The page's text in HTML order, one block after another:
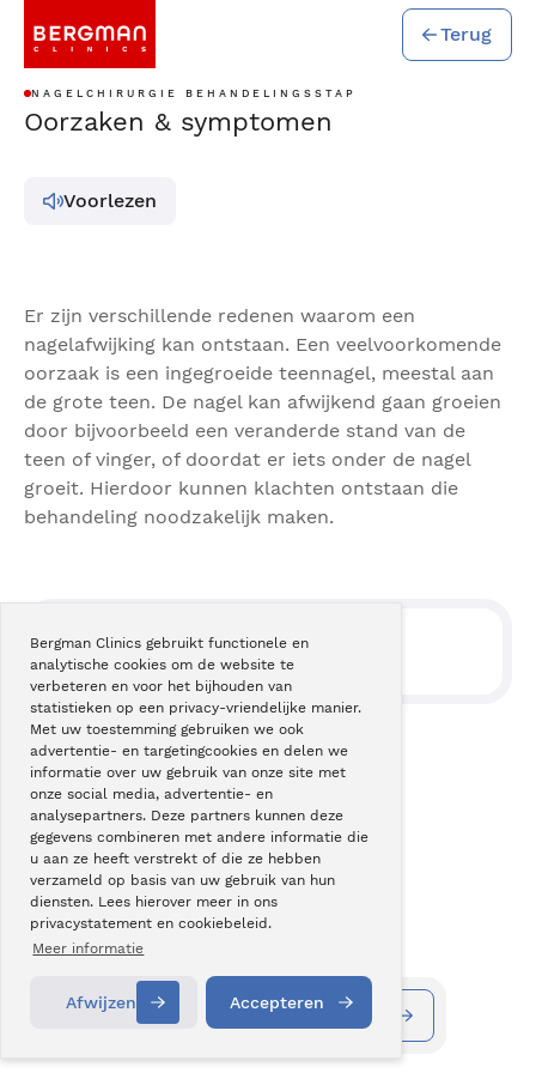
Bergman Clinics gebruikt functionele en
analytische cookies om de website te
verbeteren en voor het bijhouden van
statistieken op een privacy-vriendelijke manier.
Met uw toestemming gebruiken we ook
advertentie- en targetingcookies en delen we
informatie over uw gebruik van onze site met
onze social media, advertentie- en
analysepartners. Deze partners kunnen deze
gegevens combineren met andere informatie die
u aan ze heeft verstrekt of die ze hebben
verzameld op basis van uw gebruik van hun
diensten. Lees hierover meer in ons
privacystatement en cookiebeleid.
Meer informatie
Afwijzen Accepteren
Terug
NAGELCHIRURGIE BEHANDELINGSSTAP
Oorzaken & symptomen
Voorlezen
Er zijn verschillende redenen waarom een
nagelafwijking kan ontstaan. Een veelvoorkomende
oorzaak is een ingegroeide teennagel, meestal aan
de grote teen. De nagel kan afwijkend gaan groeien
door bijvoorbeeld een veranderde stand van de
teen of vinger, of doordat er iets onder de nagel
groeit. Hierdoor kunnen klachten ontstaan die
behandeling noodzakelijk maken.
BEHANDELINGSSTAPPEN